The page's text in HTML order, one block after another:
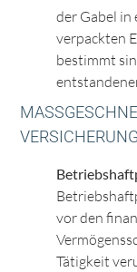
der Gabel in
verpackten
bestimmt
vor den
Tätigkeit